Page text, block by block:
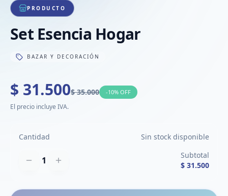
PRODUCTO
Set Esencia Hogar
BAZAR Y DECORACIÓN
$ 31.500$ 35.000 -10% OFF
El precio incluye IVA.
Cantidad Sin stock disponible
1
Subtotal
$ 31.500